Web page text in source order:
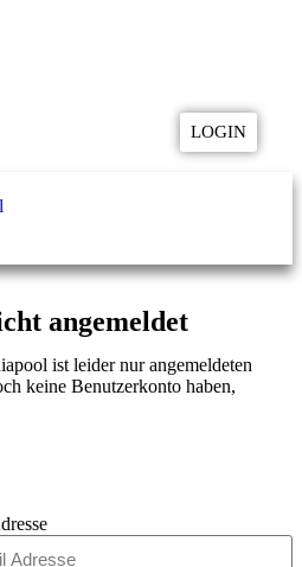
LOGIN
angemeldet
ist leider nur angemeldeten
keine Benutzerkonto haben,